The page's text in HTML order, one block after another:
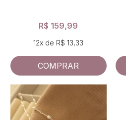
R$ 159,99
12x de R$ 13,33
COMPRAR